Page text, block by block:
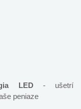
LED- ušetrí
peniaze